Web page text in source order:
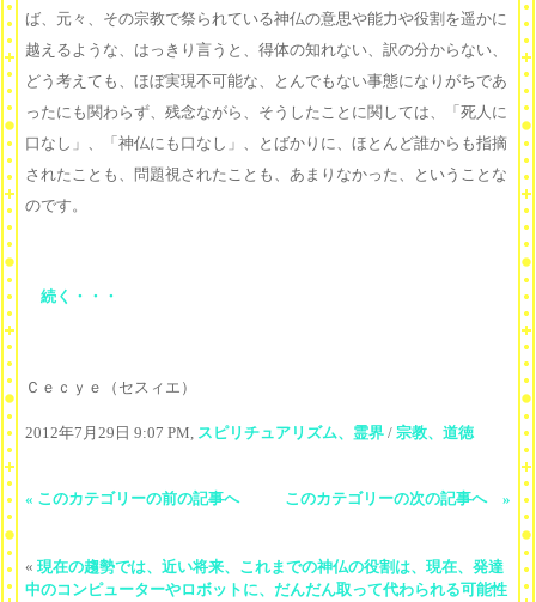
ば、元々、その宗教で祭られている神仏の意思や能力や役割を遥かに
越えるような、はっきり言うと、得体の知れない、訳の分からない、
どう考えても、ほぼ実現不可能な、とんでもない事態になりがちであ
ったにも関わらず、残念ながら、そうしたことに関しては、「死人に
口なし」、「神仏にも口なし」、とばかりに、ほとんど誰からも指摘
されたことも、問題視されたことも、あまりなかった、ということな
のです。
続く・・・
Ｃｅｃｙｅ（セスィエ）
2012年7月29日 9:07 PM, スピリチュアリズム、霊界 / 宗教、道徳
« このカテゴリーの前の記事へ このカテゴリーの次の記事へ »
« 現在の趨勢では、近い将来、これまでの神仏の役割は、現在、発達
中のコンピューターやロボットに、だんだん取って代わられる可能性